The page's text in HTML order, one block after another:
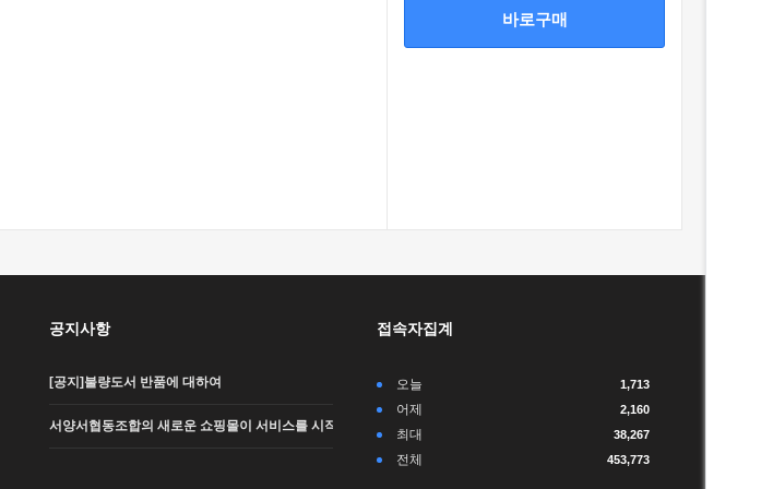
바로구매
공지사항
[공지]불량도서 반품에 대하여
서양서협동조합의 새로운 쇼핑몰이 서비스를 시작합니다.
접속자집계
오늘 1,713
어제 2,160
최대 38,267
전체 453,773